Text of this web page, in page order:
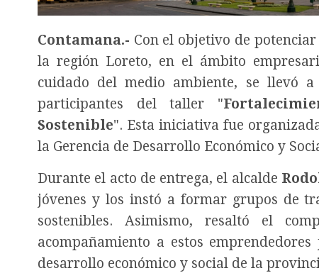
Contamana.- Con el objetivo de
la región Loreto, en el ámbito
cuidado del medio ambiente, se llevó
participantes del taller "
Sostenible". Esta iniciativa fue
la Gerencia de Desarrollo Económico y
Durante el acto de entrega, el alcalde
jóvenes y los instó a formar grupos de
sostenibles. Asimismo, resaltó el
acompañamiento a estos
desarrollo económico y social de la